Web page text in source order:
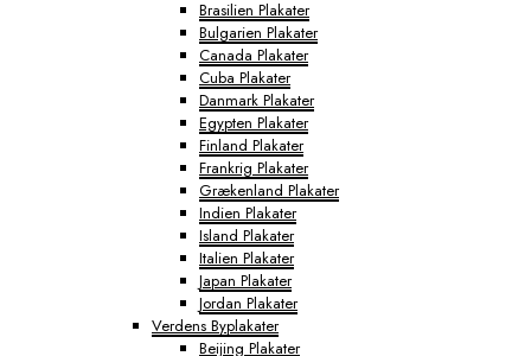
Brasilien Plakater
Bulgarien Plakater
Canada Plakater
Cuba Plakater
Danmark Plakater
Egypten Plakater
Finland Plakater
Frankrig Plakater
Grækenland Plakater
Indien Plakater
Island Plakater
Italien Plakater
Japan Plakater
Jordan Plakater
Verdens Byplakater
Beijing Plakater